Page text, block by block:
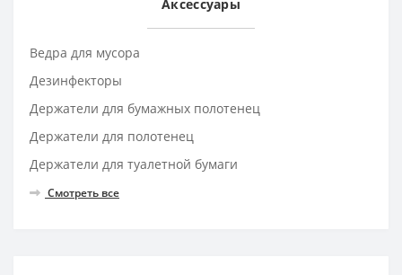
Аксессуары
Ведра для мусора
Дезинфекторы
Держатели для бумажных полотенец
Держатели для полотенец
Держатели для туалетной бумаги
Смотреть все